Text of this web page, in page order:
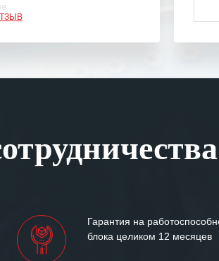
сложившиеся между
успеха и процветания.
Гарантия на
блока целиком 12 месяцев